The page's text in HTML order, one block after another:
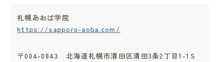
札幌あおば学院
https://sapporo-aoba.com/
〒004-0843 北海道札幌市清田区清田3条2丁目1-1Ｓ